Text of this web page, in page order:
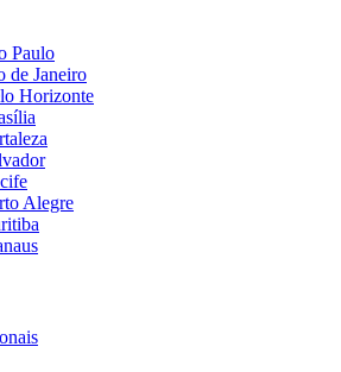
Paulo
de Janeiro
Horizonte
Alegre